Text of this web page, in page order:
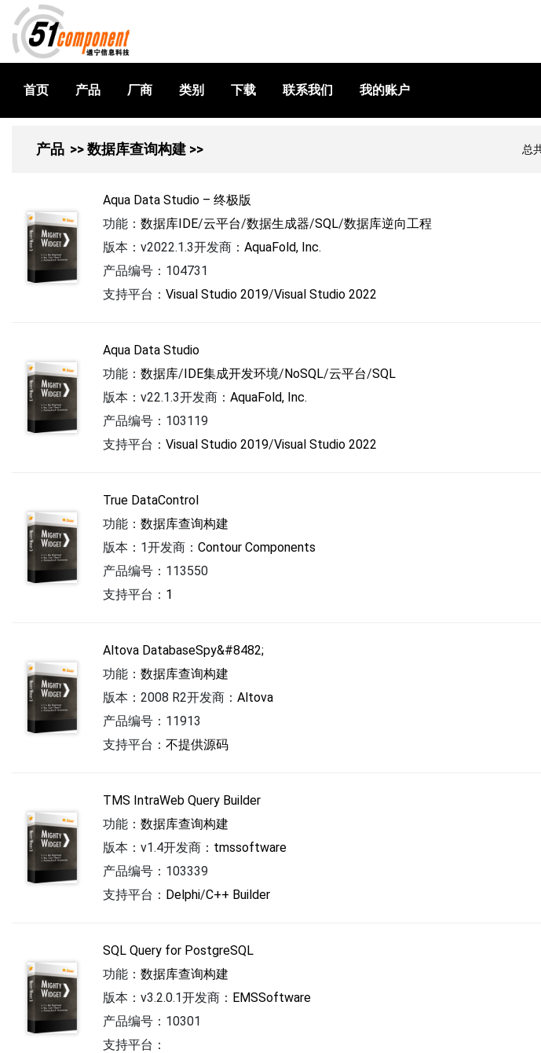
首页 产品 厂商 类别 下载 联系我们 我的账户
产品 >> 数据库查询构建 >> 总
Aqua Data Studio – 终极版
功能： 数据库IDE/云平台/数据生成器/SQL/数据库逆向工程
版本：v2022.1.3开发商： AquaFold, Inc.
产品编号：104731
支持平台： Visual Studio 2019/Visual Studio 2022
Aqua Data Studio
功能： 数据库/IDE集成开发环境/NoSQL/云平台/SQL
版本：v22.1.3开发商： AquaFold, Inc.
产品编号：103119
支持平台： Visual Studio 2019/Visual Studio 2022
True DataControl
功能： 数据库查询构建
版本：1开发商： Contour Components
产品编号：113550
支持平台： 1
Altova DatabaseSpy&#8482;
功能： 数据库查询构建
版本：2008 R2开发商： Altova
产品编号：11913
支持平台： 不提供源码
TMS IntraWeb Query Builder
功能： 数据库查询构建
版本：v1.4开发商： tmssoftware
产品编号：103339
支持平台： Delphi/C++ Builder
SQL Query for PostgreSQL
功能： 数据库查询构建
版本：v3.2.0.1开发商： EMSSoftware
产品编号：10301
支持平台：